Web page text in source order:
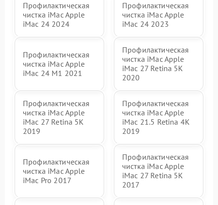
Профилактическая
чистка iMac Apple
iMac 24 2024
Профилактическая
чистка iMac Apple
iMac 24 2023
Профилактическая
чистка iMac Apple
iMac 24 M1 2021
Профилактическая
чистка iMac Apple
iMac 27 Retina 5K
2020
Профилактическая
чистка iMac Apple
iMac 27 Retina 5K
2019
Профилактическая
чистка iMac Apple
iMac 21.5 Retina 4K
2019
Профилактическая
чистка iMac Apple
iMac Pro 2017
Профилактическая
чистка iMac Apple
iMac 27 Retina 5K
2017